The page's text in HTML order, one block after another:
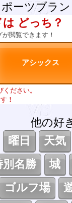
ポーツブラ
どっち？
閲覧できます！
ださい。
！
他の好
曜日
天気
別名勝
城
ゴルフ場